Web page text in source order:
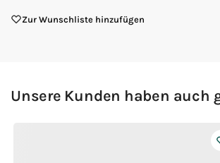
Zur Wunschliste hinzufügen
Unsere Kunden haben auch